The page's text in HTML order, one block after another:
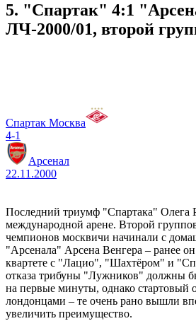
5. "Спартак" 4:1
ЛЧ-2000/01, второй
Спартак Москва
4-1
Арсенал
22.11.2000
Последний триумф "Спартака" Олега
международной арене. Второй
чемпионов москвичи начинали с
"Арсенала" Арсена Венгера – ранее
квартете с "Лацио", "Шахтёром" и
отказа трибуны "Лужников" должны
на первые минуты, однако стартовый
лондонцами – те очень рано вышли
увеличить преимущество.